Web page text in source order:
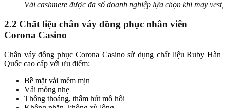
Vải cashmere được đa số doanh nghiệp lựa chọn khi may
2.2 Chất liệu chân váy đồng phục nhân viên
Corona Casino
Chân váy đồng phục Corona Casino sử dụng chất liệu Ruby Hàn
Quốc cao cấp với ưu điểm:
Bề mặt vải mềm mịn
Vải mỏng nhẹ
Thông thoáng, thấm hút mồ hôi